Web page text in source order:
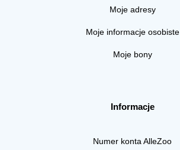
Moje adresy
Moje informacje osobiste
Moje bony
Informacje
Numer konta AlleZoo